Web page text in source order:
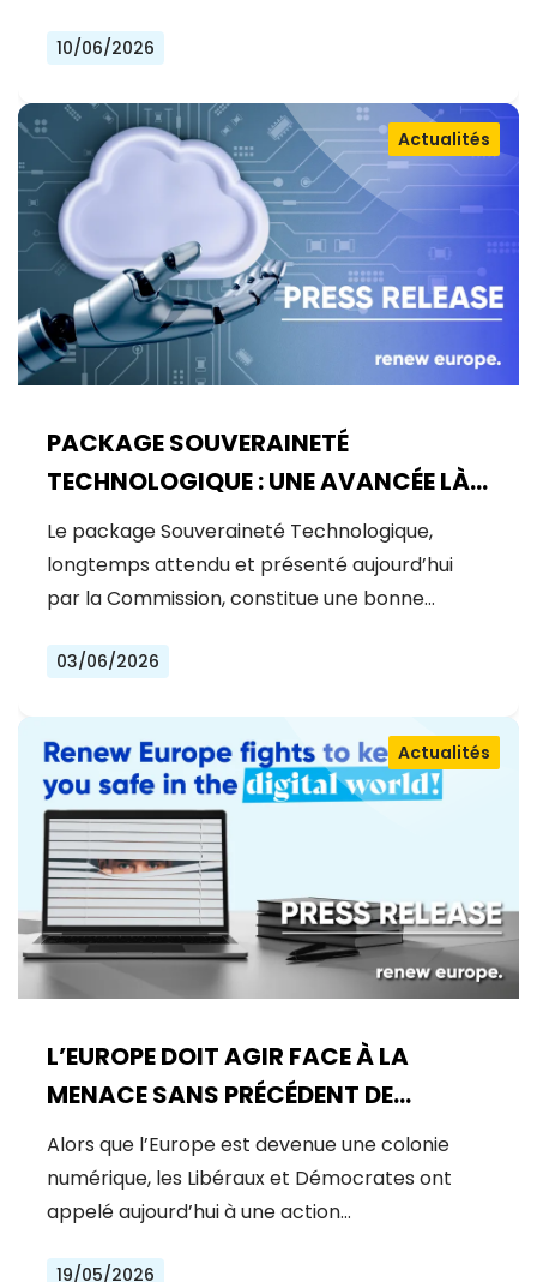
10/06/2026
PACKAGE SOUVERAINETÉ
TECHNOLOGIQUE : UNE AVANCÉE LÀ
OÙ UN BOND ÉTAIT NÉCESSAIRE
Actualités
Le package Souveraineté Technologique,
longtemps attendu et présenté aujourd’hui
par la Commission, constitue une bonne…
03/06/2026
L’EUROPE DOIT AGIR FACE À LA
MENACE SANS PRÉCÉDENT DE
MYTHOS
Actualités
Alors que l’Europe est devenue une colonie
numérique, les Libéraux et Démocrates ont
appelé aujourd’hui à une action…
19/05/2026